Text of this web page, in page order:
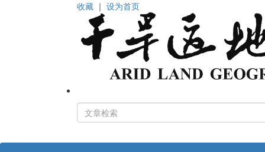
收藏 ｜ 设为首页